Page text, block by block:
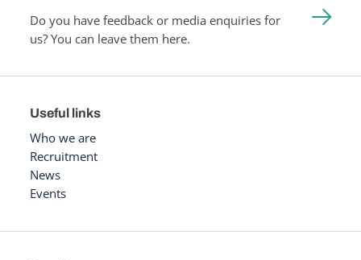
Do you have feedback or media enquiries for
us? You can leave them here.
Useful links
Who we are
Recruitment
News
Events